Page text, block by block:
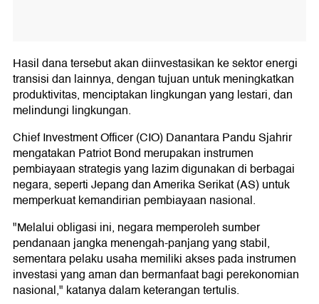
Hasil dana tersebut akan diinvestasikan ke sektor energi
transisi dan lainnya, dengan tujuan untuk meningkatkan
produktivitas, menciptakan lingkungan yang lestari, dan
melindungi lingkungan.
Chief Investment Officer (CIO) Danantara Pandu Sjahrir
mengatakan Patriot Bond merupakan instrumen
pembiayaan strategis yang lazim digunakan di berbagai
negara, seperti Jepang dan Amerika Serikat (AS) untuk
memperkuat kemandirian pembiayaan nasional.
"Melalui obligasi ini, negara memperoleh sumber
pendanaan jangka menengah-panjang yang stabil,
sementara pelaku usaha memiliki akses pada instrumen
investasi yang aman dan bermanfaat bagi perekonomian
nasional," katanya dalam keterangan tertulis.